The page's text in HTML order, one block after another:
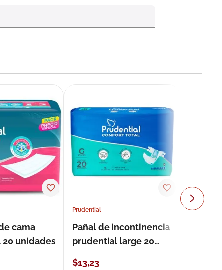
cama
unidades
Prudential
Pañal de incontinencia
prudential large 20
$13,23